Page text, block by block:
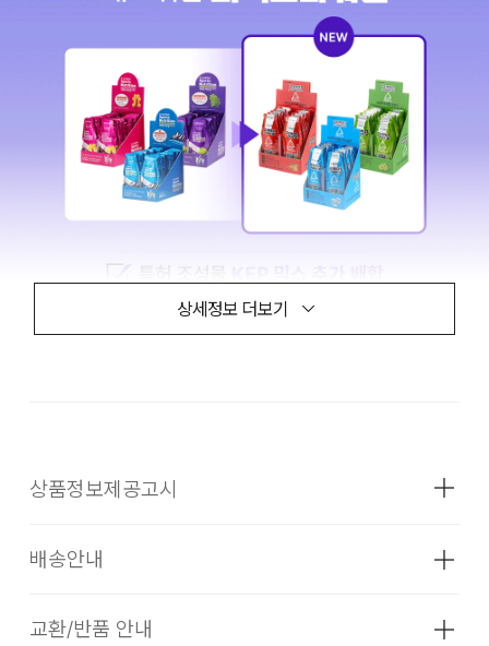
상세정보 더보기
상품정보제공고시
식품의 유형
배송안내
교환/반품 안내